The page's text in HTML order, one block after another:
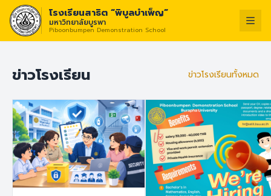
โรงเรียนสาธิต “พิบูลบำเพ็ญ”
มหาวิทยาลัยบูรพา
Piboonbumpen Demonstration School
ข่าวโรงเรียน ข่าวโรงเรียนทั้งหมด